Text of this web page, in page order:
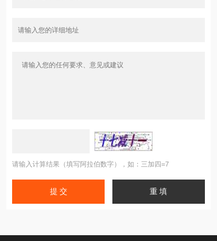
请输入计算结果（填写阿拉伯数字），如：三加四=7